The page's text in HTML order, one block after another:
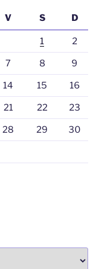
V S D
1 2
7 8 9
14 15 16
21 22 23
28 29 30